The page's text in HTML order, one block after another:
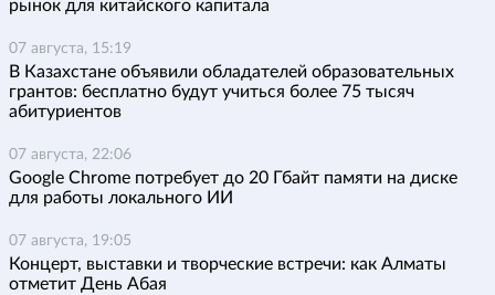
рынок для китайского капитала
07 августа, 15:19
В Казахстане объявили обладателей образовательных
грантов: бесплатно будут учиться более 75 тысяч
абитуриентов
07 августа, 22:06
Google Chrome потребует до 20 Гбайт памяти на диске
для работы локального ИИ
07 августа, 19:05
Концерт, выставки и творческие встречи: как Алматы
отметит День Абая